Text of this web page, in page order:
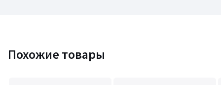
Похожие товары